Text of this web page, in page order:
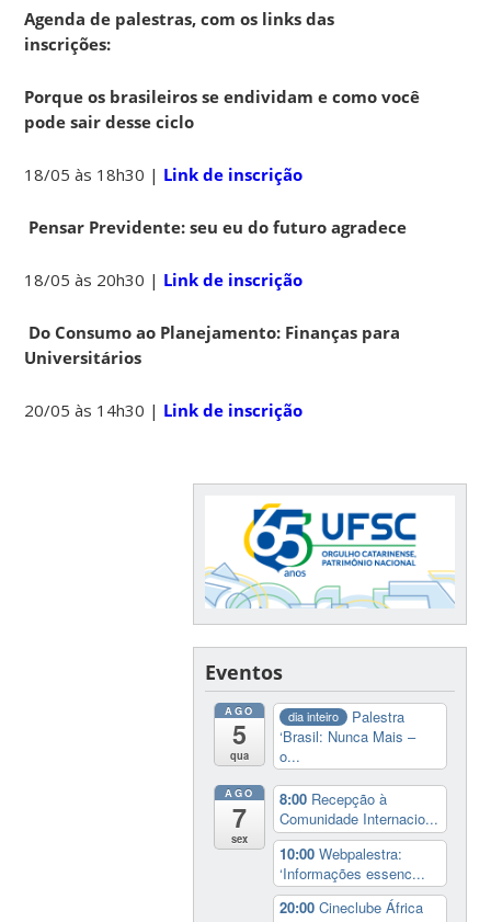
Agenda de palestras, com os links das
inscrições:
Porque os brasileiros se endividam e como você
pode sair desse ciclo
18/05 às 18h30 | Link de inscrição
Pensar Previdente: seu eu do futuro agradece
18/05 às 20h30 | Link de inscrição
Do Consumo ao Planejamento: Finanças para
Universitários
20/05 às 14h30 | Link de inscrição
Eventos
AGO
5
qua
dia inteiro
Palestra
‘Brasil: Nunca Mais –
o...
AGO
7
sex
8:00 Recepção à
Comunidade Internacio...
10:00Webpalestra:
‘Informações essenc...
20:00Cineclube África